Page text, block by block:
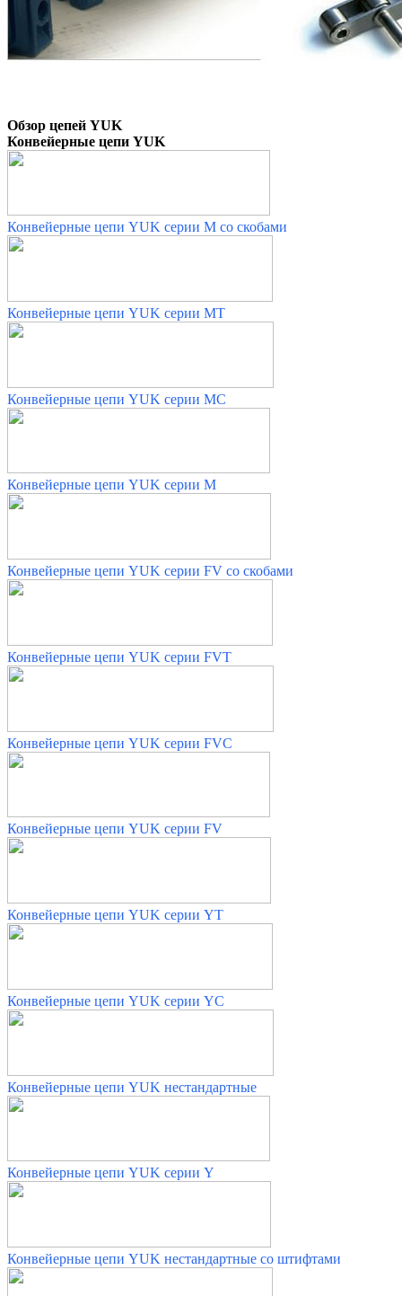
Обзор цепей YUK
Конвейерные цепи YUK
Конвейерные цепи YUK серии М со скобами
Конвейерные цепи YUK серии МТ
Конвейерные цепи YUK серии МС
Конвейерные цепи YUK серии М
Конвейерные цепи YUK серии FV со скобами
Конвейерные цепи YUK серии FVT
Конвейерные цепи YUK серии FVC
Конвейерные цепи YUK серии FV
Конвейерные цепи YUK серии YТ
Конвейерные цепи YUK серии YС
Конвейерные цепи YUK нестандартные
Конвейерные цепи YUK серии Y
Конвейерные цепи YUK нестандартные со штифтами